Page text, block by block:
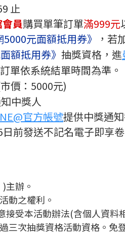
止
員購買單筆訂單滿999元
5000元面額抵用券》 ，若
額抵用券》 抽獎資格，進
單依系統結單時間為準。
價：5000元)
中獎人
官方帳號提供中獎通
前發送不記名電子即享卷
主辦。
動之權利。
受本活動辦法(含個人資料
三次抽獎資格活動資格。